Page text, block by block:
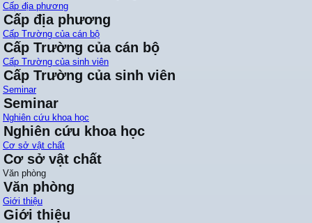
Cấp địa phương
Cấp địa phương
Cấp Trường của cán bộ
Cấp Trường của cán bộ
Cấp Trường của sinh viên
Cấp Trường của sinh viên
Seminar
Seminar
Nghiên cứu khoa học
Nghiên cứu khoa học
Cơ sở vật chất
Cơ sở vật chất
Văn phòng
Văn phòng
Giới thiệu
Giới thiệu